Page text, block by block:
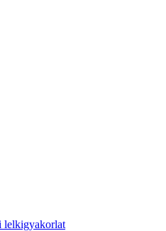
lelkigyakorlat